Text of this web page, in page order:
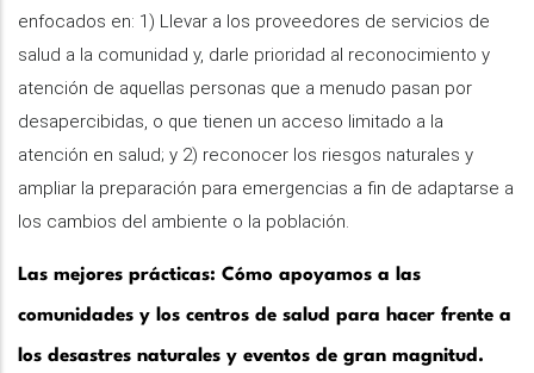
enfocados en: 1) Llevar a los proveedores de servicios de
salud a la comunidad y, darle prioridad al reconocimiento y
atención de aquellas personas que a menudo pasan por
desapercibidas, o que tienen un acceso limitado a la
atención en salud; y 2) reconocer los riesgos naturales y
ampliar la preparación para emergencias a fin de adaptarse a
los cambios del ambiente o la población.
Las mejores prácticas: Cómo apoyamos a las
comunidades y los centros de salud para hacer frente a
los desastres naturales y eventos de gran magnitud.